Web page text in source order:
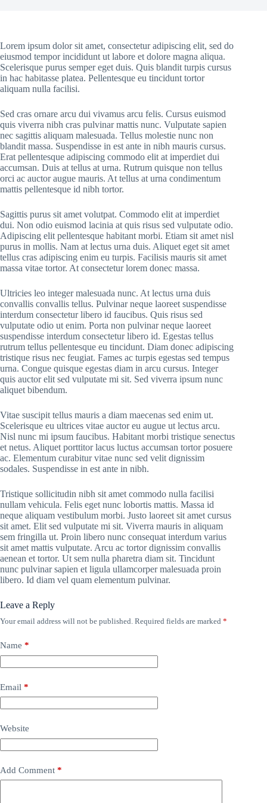
Lorem ipsum dolor sit amet, consectetur adipiscing elit, sed do
eiusmod tempor incididunt ut labore et dolore magna aliqua.
Scelerisque purus semper eget duis. Quis blandit turpis cursus
in hac habitasse platea. Pellentesque eu tincidunt tortor
aliquam nulla facilisi.
Sed cras ornare arcu dui vivamus arcu felis. Cursus euismod
quis viverra nibh cras pulvinar mattis nunc. Vulputate sapien
nec sagittis aliquam malesuada. Tellus molestie nunc non
blandit massa. Suspendisse in est ante in nibh mauris cursus.
Erat pellentesque adipiscing commodo elit at imperdiet dui
accumsan. Duis at tellus at urna. Rutrum quisque non tellus
orci ac auctor augue mauris. At tellus at urna condimentum
mattis pellentesque id nibh tortor.
Sagittis purus sit amet volutpat. Commodo elit at imperdiet
dui. Non odio euismod lacinia at quis risus sed vulputate odio.
Adipiscing elit pellentesque habitant morbi. Etiam sit amet nisl
purus in mollis. Nam at lectus urna duis. Aliquet eget sit amet
tellus cras adipiscing enim eu turpis. Facilisis mauris sit amet
massa vitae tortor. At consectetur lorem donec massa.
Ultricies leo integer malesuada nunc. At lectus urna duis
convallis convallis tellus. Pulvinar neque laoreet suspendisse
interdum consectetur libero id faucibus. Quis risus sed
vulputate odio ut enim. Porta non pulvinar neque laoreet
suspendisse interdum consectetur libero id. Egestas tellus
rutrum tellus pellentesque eu tincidunt. Diam donec adipiscing
tristique risus nec feugiat. Fames ac turpis egestas sed tempus
urna. Congue quisque egestas diam in arcu cursus. Integer
quis auctor elit sed vulputate mi sit. Sed viverra ipsum nunc
aliquet bibendum.
Vitae suscipit tellus mauris a diam maecenas sed enim ut.
Scelerisque eu ultrices vitae auctor eu augue ut lectus arcu.
Nisl nunc mi ipsum faucibus. Habitant morbi tristique senectus
et netus. Aliquet porttitor lacus luctus accumsan tortor posuere
ac. Elementum curabitur vitae nunc sed velit dignissim
sodales. Suspendisse in est ante in nibh.
Tristique sollicitudin nibh sit amet commodo nulla facilisi
nullam vehicula. Felis eget nunc lobortis mattis. Massa id
neque aliquam vestibulum morbi. Justo laoreet sit amet cursus
sit amet. Elit sed vulputate mi sit. Viverra mauris in aliquam
sem fringilla ut. Proin libero nunc consequat interdum varius
sit amet mattis vulputate. Arcu ac tortor dignissim convallis
aenean et tortor. Ut sem nulla pharetra diam sit. Tincidunt
nunc pulvinar sapien et ligula ullamcorper malesuada proin
libero. Id diam vel quam elementum pulvinar.
Leave a Reply
Your email address will not be published. Required fields are marked *
Name *
Email *
Website
Add Comment *